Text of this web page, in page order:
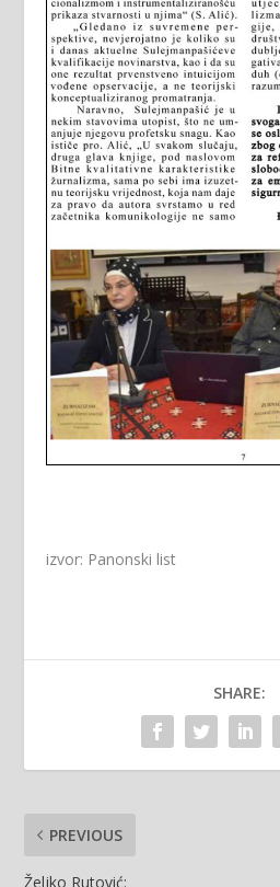
izvor: Panonski list
SHARE:
PREVIOUS
Željko Rutović: